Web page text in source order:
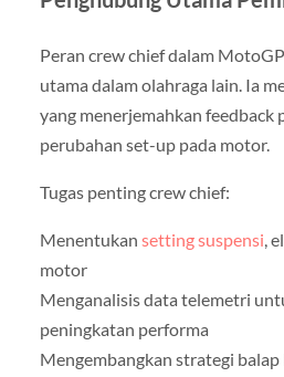
Peran crew chief dalam
utama dalam olahraga lain. Ia
yang menerjemahkan feedback
perubahan set-up pada motor.
Tugas penting crew chief:
Menentukan setting suspensi,
motor
Menganalisis data telemetri
peningkatan performa
Mengembangkan strategi